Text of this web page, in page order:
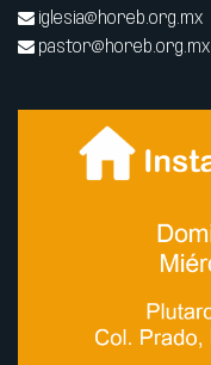
iglesia@horeb.org.mx
pastor@horeb.org.mx